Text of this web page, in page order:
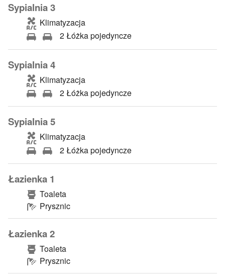
Sypialnia 3
Klimatyzacja
2 Łóżka pojedyncze
Sypialnia 4
Klimatyzacja
2 Łóżka pojedyncze
Sypialnia 5
Klimatyzacja
2 Łóżka pojedyncze
Łazienka 1
Toaleta
Prysznic
Łazienka 2
Toaleta
Prysznic